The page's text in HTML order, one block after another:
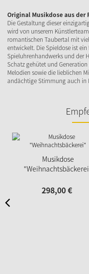
Original Musikdose aus
Die Gestaltung dieser
wird von unserem
romantischen Taubertal mit
entwickelt. Die Spieldose ist
Spieluhrenhandwerks und der
Schatz gehütet und
Melodien sowie die lieblichen
andächtige Stimmung auch in
Musikdose
298,00€